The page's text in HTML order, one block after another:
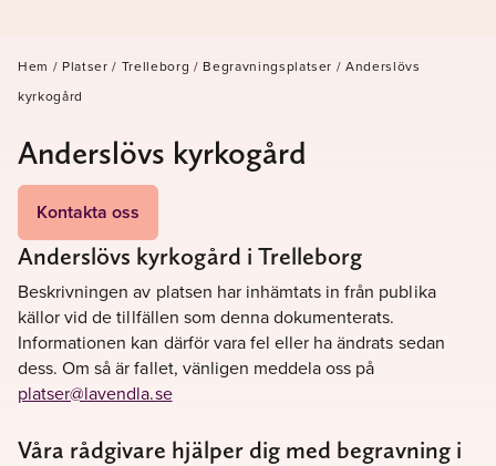
Hem / Platser / Trelleborg / Begravningsplatser / Anderslövs
kyrkogård
Anderslövs kyrkogård
Kontakta oss
Anderslövs kyrkogård i Trelleborg
Beskrivningen av platsen har inhämtats in från publika
källor vid de tillfällen som denna dokumenterats.
Informationen kan därför vara fel eller ha ändrats sedan
dess. Om så är fallet, vänligen meddela oss på
platser@lavendla.se
Våra rådgivare hjälper dig med begravning i